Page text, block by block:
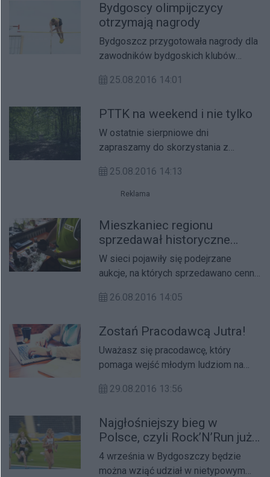
Bydgoscy olimpijczycy
otrzymają nagrody
Bydgoszcz przygotowała nagrody dla
zawodników bydgoskich klubów
Igrzyskach w Rio de Janeiro.
25.08.2016 14:01
PTTK na weekend i nie tylko
W ostatnie sierpniowe dni
zapraszamy do skorzystania z
PTTK.
25.08.2016 14:13
Reklama
Mieszkaniec regionu
sprzedawał historyczne
przedmioty w sieci
W sieci pojawiły się podejrzane
aukcje, na których sprzedawano cenne
26.08.2016 14:05
Zostań Pracodawcą Jutra!
Uważasz się pracodawcę, który
pomaga wejść młodym ludziom na
29.08.2016 13:56
Najgłośniejszy bieg w
Polsce, czyli Rock’N’Run już
niedługo
4 września w Bydgoszczy będzie
można wziąć udział w nietypowym